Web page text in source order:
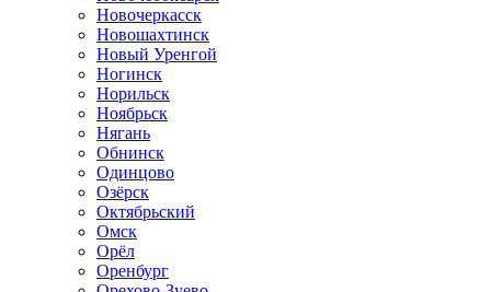
Новочеркасск
Новошахтинск
Новый Уренгой
Ногинск
Норильск
Ноябрьск
Нягань
Обнинск
Одинцово
Озёрск
Октябрьский
Омск
Орёл
Оренбург